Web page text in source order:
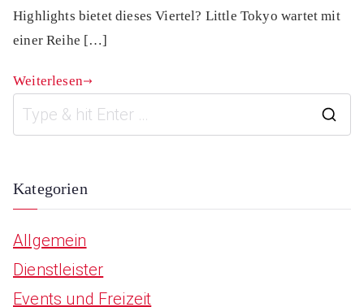
Highlights bietet dieses Viertel? Little Tokyo wartet mit
einer Reihe […]
Weiterlesen
r
Kategorien
Allgemein
Dienstleister
Events und Freizeit